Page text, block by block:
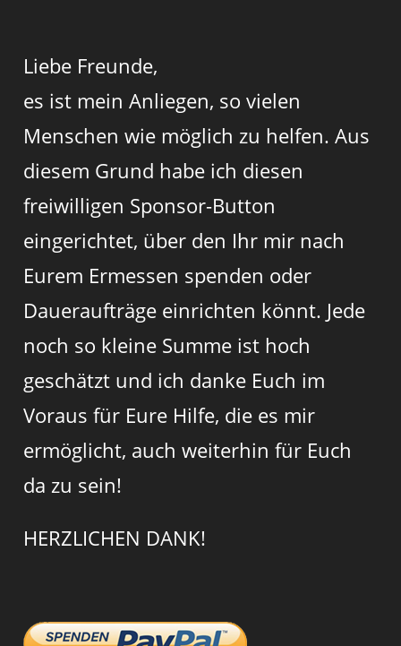
Liebe Freunde,
es ist mein Anliegen, so vielen
Menschen wie möglich zu helfen. Aus
diesem Grund habe ich diesen
freiwilligen Sponsor-Button
eingerichtet, über den Ihr mir nach
Eurem Ermessen spenden oder
Daueraufträge einrichten könnt. Jede
noch so kleine Summe ist hoch
geschätzt und ich danke Euch im
Voraus für Eure Hilfe, die es mir
ermöglicht, auch weiterhin für Euch
da zu sein!
HERZLICHEN DANK!